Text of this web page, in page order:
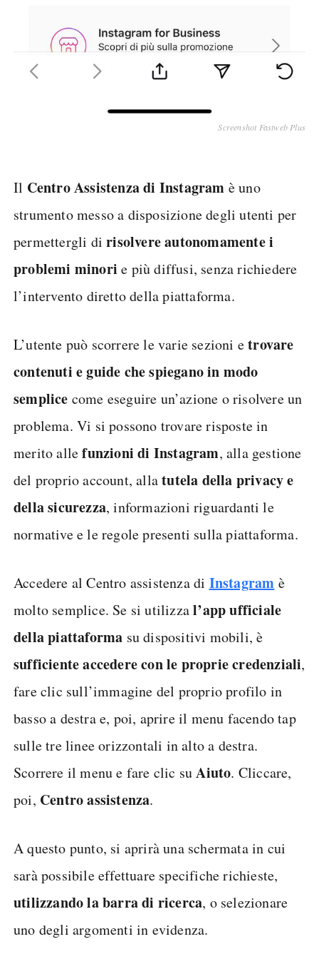
Screenshot Fastweb Plus
Il Centro Assistenza di Instagram è uno
strumento messo a disposizione degli utenti per
permettergli dirisolvere autonomamente i
problemi minori e più diffusi, senza richiedere
l’intervento diretto della piattaforma.
L’utente può scorrere le varie sezioni etrovare
contenuti e guide che spiegano in modo
semplice come eseguire un’azione o risolvere un
problema. Vi si possono trovare risposte in
merito allefunzioni di Instagram, alla gestione
del proprio account, allatutela della privacy e
della sicurezza, informazioni riguardanti le
normative e le regole presenti sulla piattaforma.
Accedere al Centro assistenza di Instagram è
molto semplice. Se si utilizzal’app ufficiale
della piattaforma su dispositivi mobili, è
sufficiente accedere con le proprie credenziali,
fare clic sull’immagine del proprio profilo in
basso a destra e, poi, aprire il menu facendo tap
sulle tre linee orizzontali in alto a destra.
Scorrere il menu e fare clic suAiuto. Cliccare,
poi, Centro assistenza.
A questo punto, si aprirà una schermata in cui
sarà possibile effettuare specifiche richieste,
utilizzando la barra di ricerca, o selezionare
uno degli argomenti in evidenza.